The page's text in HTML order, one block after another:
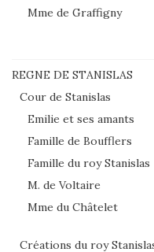
Mme de Graffigny
REGNE DE STANISLAS
Cour de Stanislas
Emilie et ses amants
Famille de Boufflers
Famille du roy Stanislas
M. de Voltaire
Mme du Châtelet
Créations du roy